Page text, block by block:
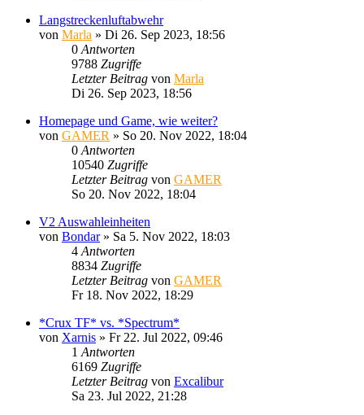
Langstreckenluftabwehr
von Marla » Di 26. Sep 2023, 18:56
0 Antworten
9788 Zugriffe
Letzter Beitrag von Marla
Di 26. Sep 2023, 18:56
Homepage und Game, wie weiter?
von GAMER » So 20. Nov 2022, 18:04
0 Antworten
10540 Zugriffe
Letzter Beitrag von GAMER
So 20. Nov 2022, 18:04
V2 Auswahleinheiten
von Bondar» Sa 5. Nov 2022, 18:03
4 Antworten
8834 Zugriffe
Letzter Beitrag von GAMER
Fr 18. Nov 2022, 18:29
*Crux TF* vs. *Spectrum*
von Xarnis » Fr 22. Jul 2022, 09:46
1 Antworten
6169 Zugriffe
Letzter Beitrag von Excalibur
Sa 23. Jul 2022, 21:28